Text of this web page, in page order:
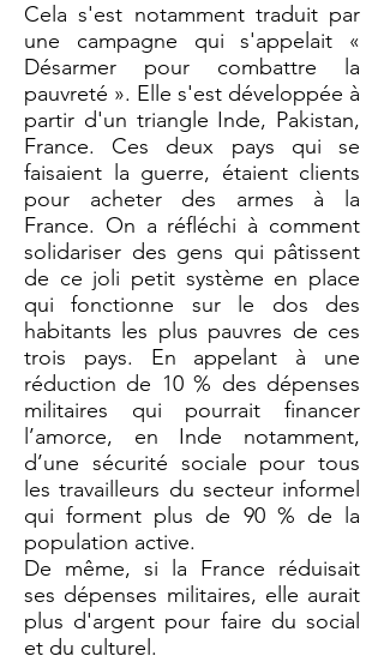
Cela s'est notamment traduit par
une campagne qui s'appelait «
Désarmer pour combattre la
pauvreté ». Elle s'est développée à
partir d'un triangle Inde, Pakistan,
France. Ces deux pays qui se
faisaient la guerre, étaient clients
pour acheter des armes à la
France. On a réfléchi à comment
solidariser des gens qui pâtissent
de ce joli petit système en place
qui fonctionne sur le dos des
habitants les plus pauvres de ces
trois pays. En appelant à une
réduction de 10 % des dépenses
militaires qui pourrait financer
l’amorce, en Inde notamment,
d’une sécurité sociale pour tous
les travailleurs du secteur informel
qui forment plus de 90 % de la
population active.
De même, si la France réduisait
ses dépenses militaires, elle aurait
plus d'argent pour faire du social
et du culturel.